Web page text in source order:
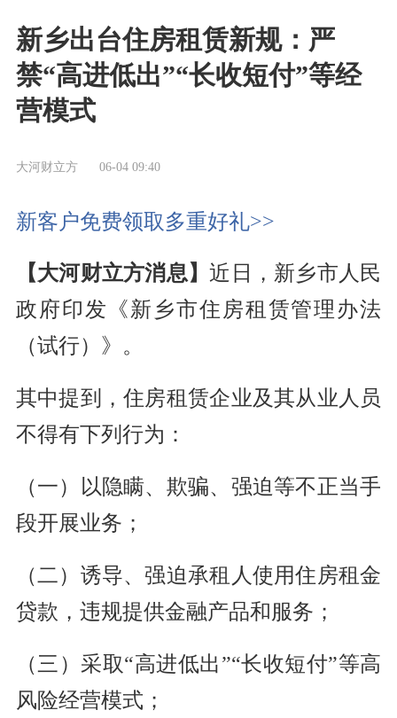
新乡出台住房租赁新规：严
禁“高进低出”“长收短付”等经
营模式
大河财立方 06-04 09:40
新客户免费领取多重好礼>>
【大河财立方消息】近日，新乡市人民
政府印发《新乡市住房租赁管理办法
（试行）》。
其中提到，住房租赁企业及其从业人员
不得有下列行为：
（一）以隐瞒、欺骗、强迫等不正当手
段开展业务；
（二）诱导、强迫承租人使用住房租金
贷款，违规提供金融产品和服务；
（三）采取“高进低出”“长收短付”等高
风险经营模式；